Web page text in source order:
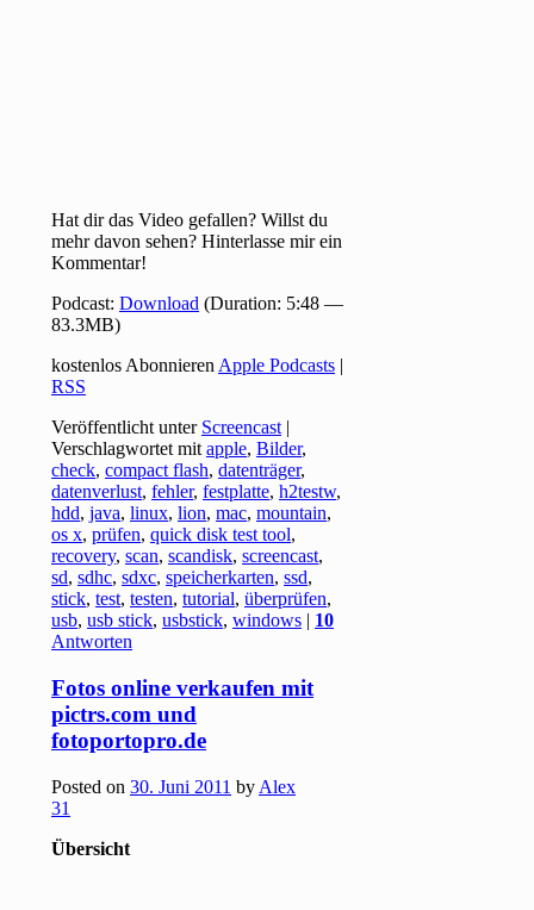
Hat dir das Video gefallen? Willst du
mehr davon sehen? Hinterlasse mir ein
Kommentar!
Podcast:Download (Duration: 5:48 —
83.3MB)
kostenlos Abonnieren Apple Podcasts |
RSS
Veröffentlicht unter Screencast |
Verschlagwortet mit apple,Bilder,
check,compact flash,datenträger,
datenverlust,fehler,festplatte,h2testw,
hdd,java,linux,lion,mac,mountain,
os x,prüfen,quick disk test tool,
recovery,scan,scandisk,screencast,
sd,sdhc,sdxc,speicherkarten,ssd,
stick,test,testen,tutorial,überprüfen,
usb,usb stick,usbstick,windows | 10
Antworten
Fotos online verkaufen mit
pictrs.com und
fotoportopro.de
Posted on30. Juni 2011 by Alex
31
Übersicht